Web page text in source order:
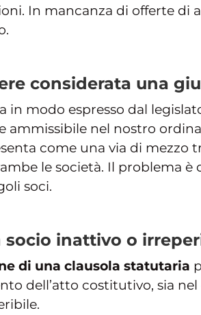
In mancanza di offerte di
considerata una
modo espresso dal
ammissibile nel nostro
come una via di mezzo
le società. Il problema è
soci.
socio inattivo o
di una clausola statutaria
dell’atto costitutivo, sia